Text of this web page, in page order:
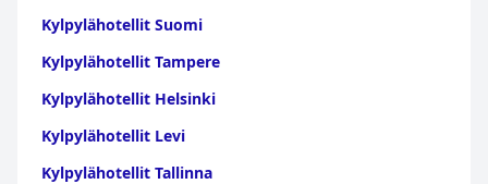
Kylpylähotellit Suomi
Kylpylähotellit Tampere
Kylpylähotellit Helsinki
Kylpylähotellit Levi
Kylpylähotellit Tallinna